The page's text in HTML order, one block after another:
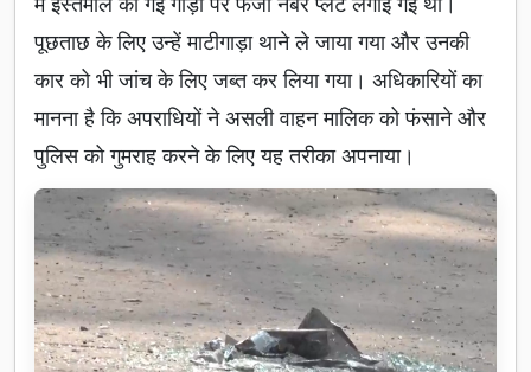
पूछताछ के लिए उन्हें माटीगाड़ा थाने ले जाया गया और उनकी
कार को भी जांच के लिए जब्त कर लिया गया। अधिकारियों का
मानना है कि अपराधियों ने असली वाहन मालिक को फंसाने और
पुलिस को गुमराह करने के लिए यह तरीका अपनाया।